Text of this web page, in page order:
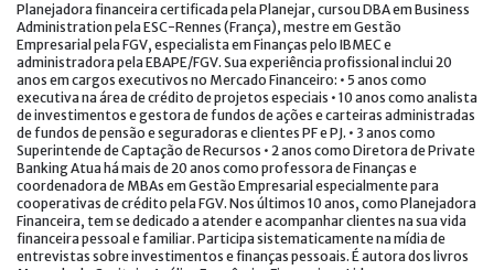
Planejadora financeira certificada pela Planejar, cursou DBA em Business
Administration pela ESC-Rennes (França), mestre em Gestão
Empresarial pela FGV, especialista em Finanças pelo IBMEC e
administradora pela EBAPE/FGV. Sua experiência profissional inclui 20
anos em cargos executivos no Mercado Financeiro: • 5 anos como
executiva na área de crédito de projetos especiais • 10 anos como analista
de investimentos e gestora de fundos de ações e carteiras administradas
de fundos de pensão e seguradoras e clientes PF e PJ. • 3 anos como
Superintende de Captação de Recursos • 2 anos como Diretora de Private
Banking Atua há mais de 20 anos como professora de Finanças e
coordenadora de MBAs em Gestão Empresarial especialmente para
cooperativas de crédito pela FGV. Nos últimos 10 anos, como Planejadora
Financeira, tem se dedicado a atender e acompanhar clientes na sua vida
financeira pessoal e familiar. Participa sistematicamente na mídia de
entrevistas sobre investimentos e finanças pessoais. É autora dos livros